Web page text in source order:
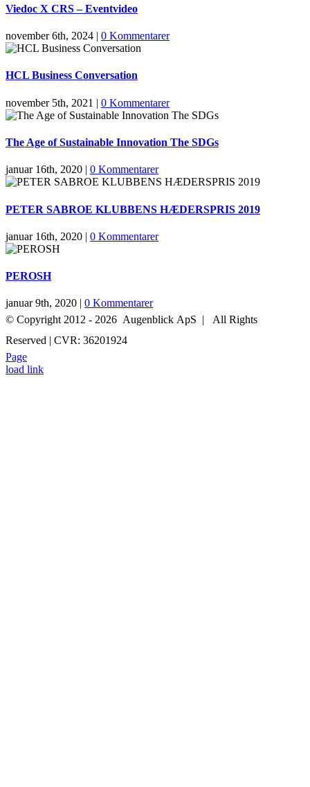
Viedoc X CRS – Eventvideo
november 6th, 2024 | 0 Kommentarer
HCL Business Conversation
november 5th, 2021 | 0 Kommentarer
The Age of Sustainable Innovation The SDGs
januar 16th, 2020 | 0 Kommentarer
PETER SABROE KLUBBENS HÆDERSPRIS 2019
januar 16th, 2020 | 0 Kommentarer
PEROSH
januar 9th, 2020 | 0 Kommentarer
© Copyright 2012 - 2026 Augenblick ApS | All Rights
Reserved | CVR: 36201924
Page
load link